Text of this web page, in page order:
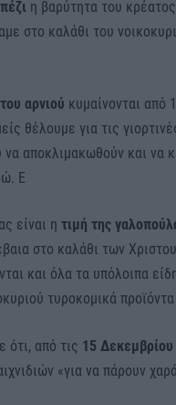
η βαρύτητα του
στο καλάθι του
αρνιού κυμαίνονται από
θέλουμε για τις
να αποκλιμακωθούν και να
Ε
είναι η τιμή της
στο καλάθι των
και όλα τα υπόλοιπα
τυροκομικά
ότι, από τις 15 Δεκεμβρίου
«για να πάρουν